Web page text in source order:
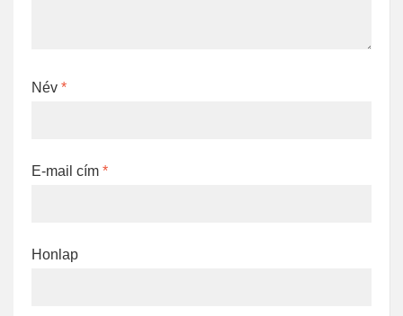
Név *
E-mail cím *
Honlap